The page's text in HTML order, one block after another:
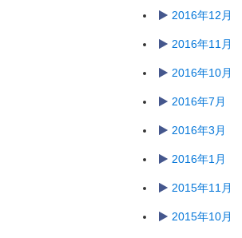
2016年12月
2016年11月
2016年10月
2016年7月
2016年3月
2016年1月
2015年11月
2015年10月